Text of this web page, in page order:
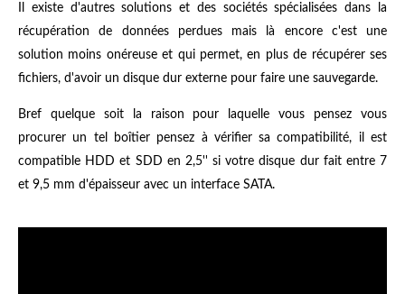
Il existe d'autres solutions et des sociétés spécialisées dans la
récupération de données perdues mais là encore c'est une
solution moins onéreuse et qui permet, en plus de récupérer ses
fichiers, d'avoir un disque dur externe pour faire une sauvegarde.
Bref quelque soit la raison pour laquelle vous pensez vous
procurer un tel boîtier pensez à vérifier sa compatibilité, il est
compatible HDD et SDD en 2,5'' si votre disque dur fait entre 7
et 9,5 mm d'épaisseur avec un interface SATA.